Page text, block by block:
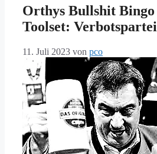
Orthys Bullshit Bingo
Toolset: Verbotspartei
11. Juli 2023 von pco